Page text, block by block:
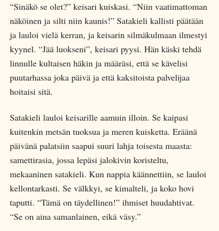
“Sinäkö se olet?” keisari kuiskasi. “Niin vaatimattoman
näköinen ja silti niin kaunis!” Satakieli kallisti päätään
ja lauloi vielä kerran, ja keisarin silmäkulmaan ilmestyi
kyynel. “Jää luokseni”, keisari pyysi. Hän käski tehdä
linnulle kultaisen häkin ja määräsi, että se kävelisi
puutarhassa joka päivä ja että kaksitoista palvelijaa
hoitaisi sitä.
Satakieli lauloi keisarille aamuin illoin. Se kaipasi
kuitenkin metsän tuoksua ja meren kuisketta. Eräänä
päivänä palatsiin saapui suuri lahja toisesta maasta:
samettirasia, jossa lepäsi jalokivin koristeltu,
mekaaninen satakieli. Kun nappia käännettiin, se lauloi
kellontarkasti. Se välkkyi, se kimalteli, ja koko hovi
taputti. “Tämä on täydellinen!” ihmiset huudahtivat.
“Se on aina samanlainen, eikä väsy.”